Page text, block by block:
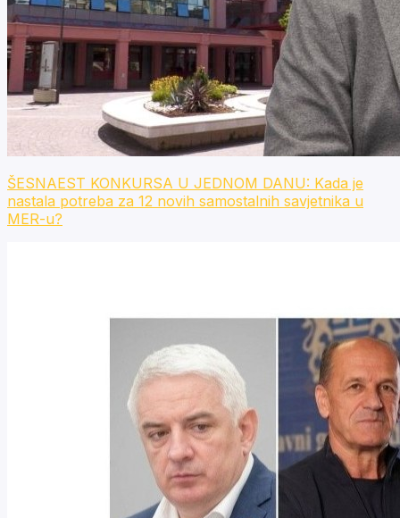
ŠESNAEST KONKURSA U JEDNOM DANU: Kada je
nastala potreba za 12 novih samostalnih savjetnika u
MER-u?